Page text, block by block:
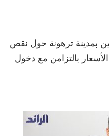
بمدينة ترهونة حول نقص
بالتزامن مع دخول